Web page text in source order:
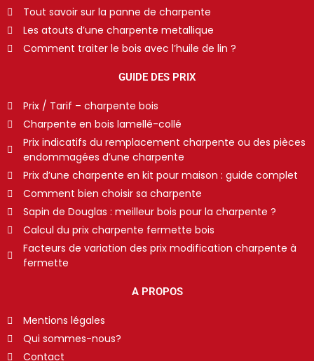
Tout savoir sur la panne de charpente
Les atouts d’une charpente metallique
Comment traiter le bois avec l’huile de lin ?
GUIDE DES PRIX
Prix / Tarif – charpente bois
Charpente en bois lamellé-collé
Prix indicatifs du remplacement charpente ou des pièces
endommagées d’une charpente
Prix d’une charpente en kit pour maison : guide complet
Comment bien choisir sa charpente
Sapin de Douglas : meilleur bois pour la charpente ?
Calcul du prix charpente fermette bois
Facteurs de variation des prix modification charpente à
fermette
A PROPOS
Mentions légales
Qui sommes-nous?
Contact